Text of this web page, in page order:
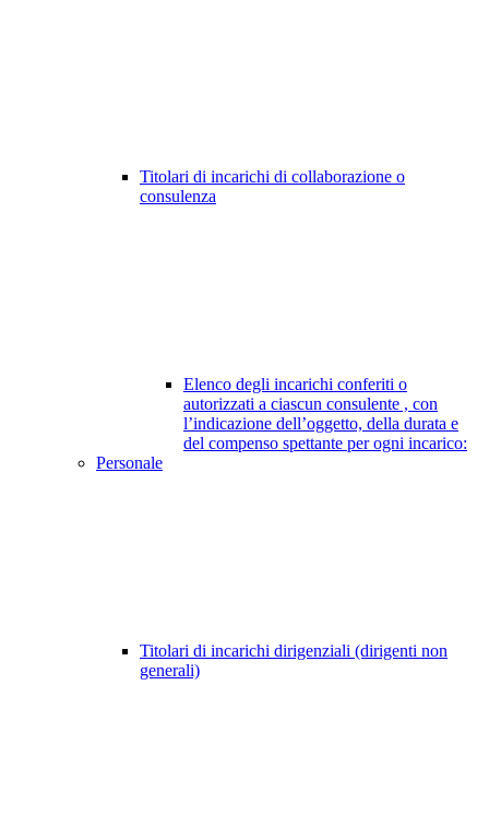
Titolari di incarichi di collaborazione o
consulenza
Elenco degli incarichi conferiti o
autorizzati a ciascun consulente , con
l’indicazione dell’oggetto, della durata e
del compenso spettante per ogni incarico:
Personale
Titolari di incarichi dirigenziali (dirigenti non
generali)